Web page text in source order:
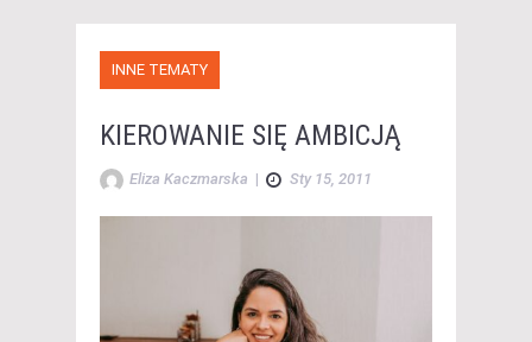
INNE TEMATY
KIEROWANIE SIĘ AMBICJĄ
Eliza Kaczmarska | Sty 15, 2011